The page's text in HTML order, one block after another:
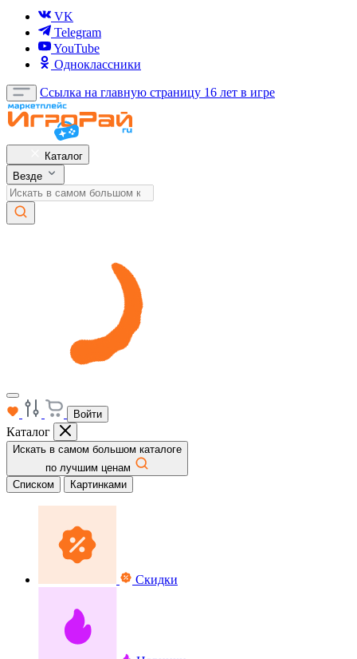
VK
Telegram
YouTube
Одноклассники
Ссылка на главную страницу 16 лет в игре
Каталог
Везде
Войти
Каталог
Искать в самом большом каталоге
по лучшим ценам
Списком
Картинками
Скидки